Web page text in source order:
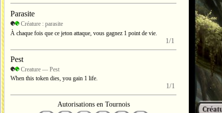
Parasite
Créature : parasite
À chaque fois que ce jeton attaque, vous gagnez 1 point de vie.
1/1
Pest
Creature — Pest
When this token dies, you gain 1 life.
1/1
Autorisations en Tournois